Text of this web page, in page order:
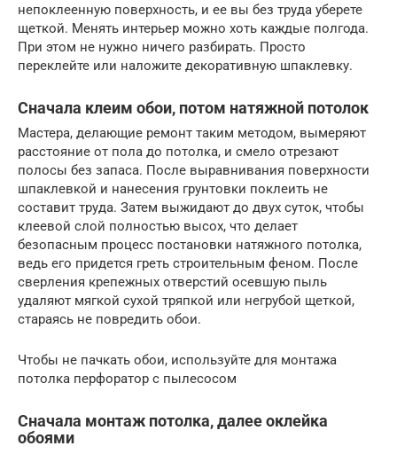
непоклеенную поверхность, и ее вы без труда уберете
щеткой. Менять интерьер можно хоть каждые полгода.
При этом не нужно ничего разбирать. Просто
переклейте или наложите декоративную шпаклевку.
Сначала клеим обои, потом натяжной потолок
Мастера, делающие ремонт таким методом, вымеряют
расстояние от пола до потолка, и смело отрезают
полосы без запаса. После выравнивания поверхности
шпаклевкой и нанесения грунтовки поклеить не
составит труда. Затем выжидают до двух суток, чтобы
клеевой слой полностью высох, что делает
безопасным процесс постановки натяжного потолка,
ведь его придется греть строительным феном. После
сверления крепежных отверстий осевшую пыль
удаляют мягкой сухой тряпкой или негрубой щеткой,
стараясь не повредить обои.
Чтобы не пачкать обои, используйте для монтажа
потолка перфоратор с пылесосом
Сначала монтаж потолка, далее оклейка
обоями